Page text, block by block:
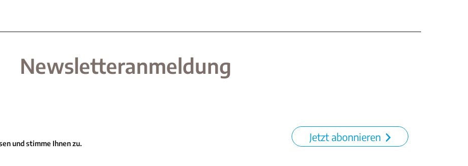
Newsletteranmeldung
und stimme Ihnen zu.
Jetzt abonnieren